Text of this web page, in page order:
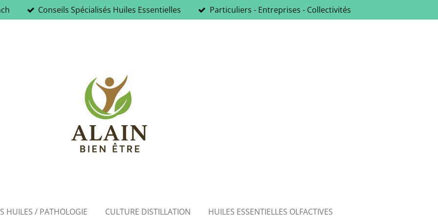
Conseils Spécialisés Huiles Essentielles Particuliers - Entreprises - Collectivités
HUILES / PATHOLOGIE CULTURE DISTILLATION
HUILES ESSENTIELLES OLFACTIVES